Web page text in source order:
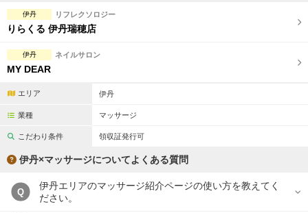
フットバスあり
日本人スタッフのみ
スタッフ指名可
駅から徒歩5分以内
こだわり条件を変更
閉じる
伊丹 リフレクソロジー
りらくる 伊丹瑞穂店
伊丹 ネイルサロン
MY DEAR
エリア 伊丹
業種 マッサージ
こだわり条件 領収証発行可
伊丹×マッサージについてよくある質問
Q
伊丹エリアのマッサージ紹介ページの使い方を教えてく
ださい。